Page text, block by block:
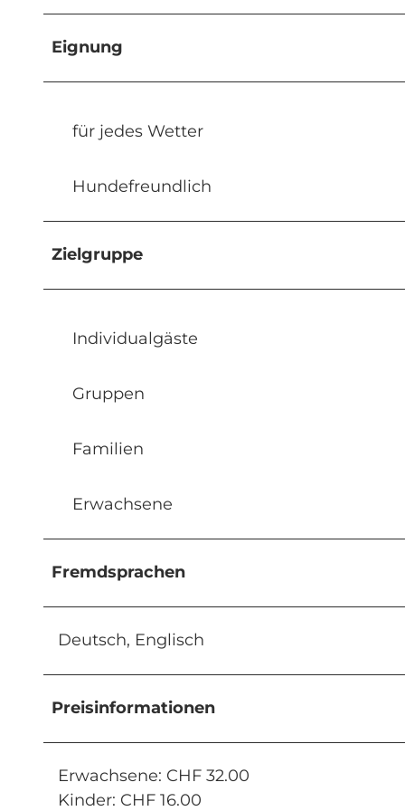
Eignung
für jedes Wetter
Hundefreundlich
Zielgruppe
Individualgäste
Gruppen
Familien
Erwachsene
Fremdsprachen
Deutsch, Englisch
Preisinformationen
Erwachsene: CHF 32.00
Kinder: CHF 16.00